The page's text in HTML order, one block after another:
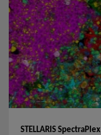
STELLARIS SpectraPlex